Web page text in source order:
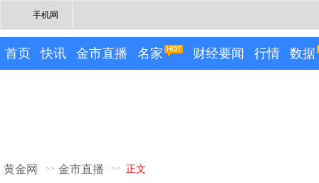
手机网
首页 快讯 金市直播 名家 财经要闻 行情 数据
黄金网 >> 金市直播 >> 正文